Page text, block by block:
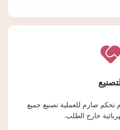
تحكم صارم للعملية تصنيع جميع
خارج الطلب.